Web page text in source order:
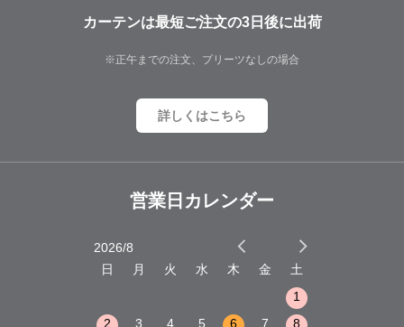
カーテンは最短ご注文の3日後に出荷
※正午までの注文、プリーツなしの場合
詳しくはこちら
営業日カレンダー
2026/8
日
月 火 水 木 金
土
1
2
3 4 5 6 7
8